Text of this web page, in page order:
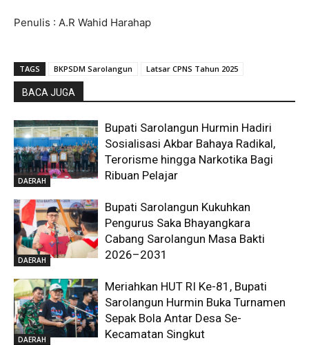
Penulis : A.R Wahid Harahap
TAGS BKPSDM Sarolangun Latsar CPNS Tahun 2025
BACA JUGA
DAERAH
Bupati Sarolangun Hurmin Hadiri
Sosialisasi Akbar Bahaya Radikal,
Terorisme hingga Narkotika Bagi
Ribuan Pelajar
DAERAH
Bupati Sarolangun Kukuhkan
Pengurus Saka Bhayangkara
Cabang Sarolangun Masa Bakti
2026–2031
DAERAH
Meriahkan HUT RI Ke-81, Bupati
Sarolangun Hurmin Buka Turnamen
Sepak Bola Antar Desa Se-
Kecamatan Singkut